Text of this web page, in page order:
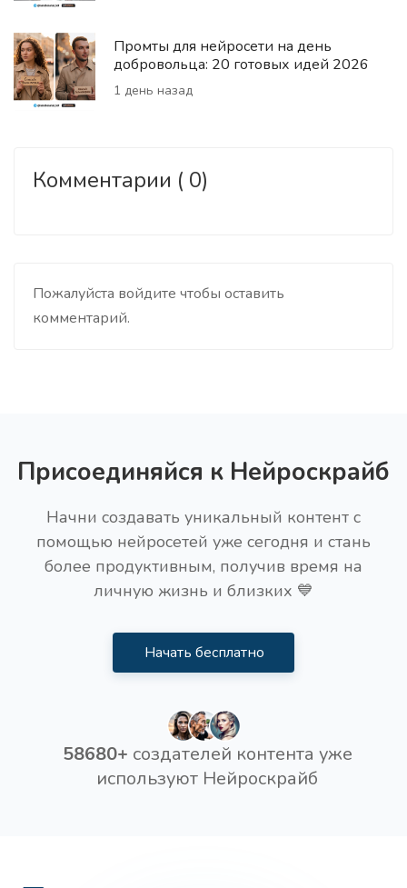
Промты для нейросети на день
добровольца: 20 готовых идей 2026
1 день назад
Комментарии ( 0)
Пожалуйста войдите чтобы оставить
комментарий.
Присоединяйся к Нейроскрайб
Начни создавать уникальный контент с
помощью нейросетей уже сегодня и стань
более продуктивным, получив время на
личную жизнь и близких 💙
Начать бесплатно
58680+ создателей контента уже
используют Нейроскрайб